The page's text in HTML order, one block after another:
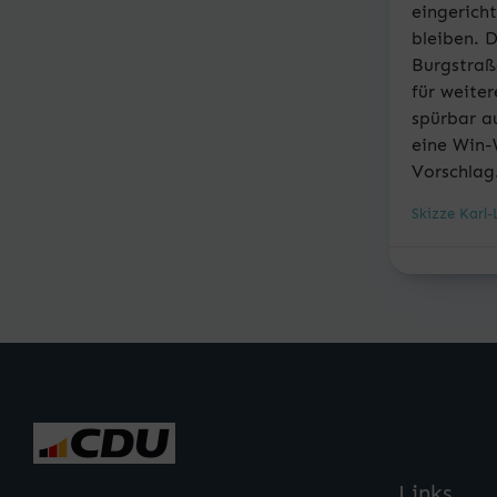
bleiben.
für
spürbar
eine
Skizze